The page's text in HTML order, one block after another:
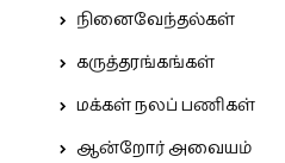
நினைவேந்தல்கள்
கருத்தரங்கங்கள்
மக்கள் நலப் பணிகள்
ஆன்றோர் அவையம்